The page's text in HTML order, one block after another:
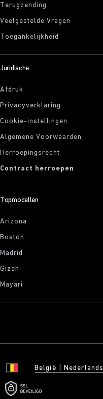
Terugzending
Veelgestelde Vragen
Toegankelijkheid
Juridische
Afdruk
Privacyverklaring
Cookie-instellingen
Algemene Voorwaarden
Herroepingsrecht
Contract herroepen
Topmodellen
Arizona
Boston
Madrid
Gizeh
Mayari
België Nederlands